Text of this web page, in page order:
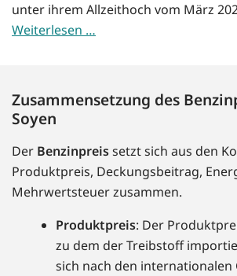
unter ihrem Allzeithoch vom März
Weiterlesen …
Zusammensetzung des
Soyen
Der Benzinpreissetzt sich aus den
Produktpreis, Deckungsbeitrag,
Mehrwertsteuer zusammen.
Produktpreis: Der
zu dem der Treibstoff
sich nach den